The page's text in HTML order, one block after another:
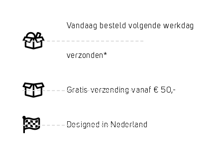
Vandaag besteld volgende werkdag
verzonden*
Gratis verzending vanaf € 50,-
Designed in Nederland